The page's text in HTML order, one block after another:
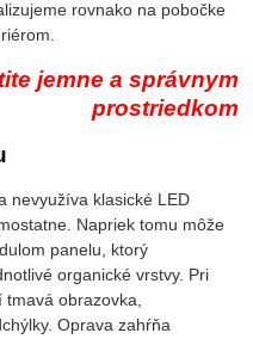
rovnako na pobočke
jemne a správnym
prostriedkom
nevyužíva klasické LED
Napriek tomu môže
panelu, ktorý
organické vrstvy. Pri
obrazovka,
Oprava zahŕňa